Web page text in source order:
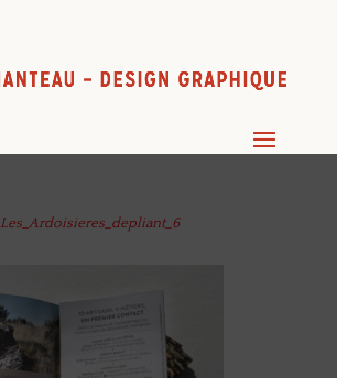
Les_Ardoisieres_depliant_6